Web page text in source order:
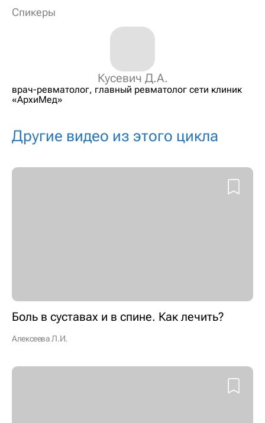
Спикеры
Кусевич Д.А.
врач-ревматолог, главный ревматолог сети клиник
«АрхиМед»
Другие видео из этого цикла
Боль в суставах и в спине. Как лечить?
Алексеева Л.И.